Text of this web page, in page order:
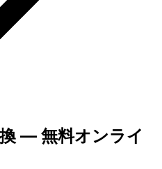
— 無料オンライ